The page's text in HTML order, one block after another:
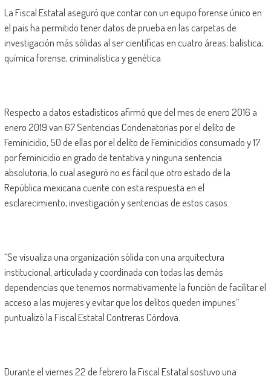
La Fiscal Estatal aseguró que contar con un equipo forense único en
el país ha permitido tener datos de prueba en las carpetas de
investigación más sólidas al ser científicas en cuatro áreas; balística,
química forense, criminalística y genética.
Respecto a datos estadísticos afirmó que del mes de enero 2016 a
enero 2019 van 67 Sentencias Condenatorias por el delito de
Feminicidio, 50 de ellas por el delito de Feminicidios consumado y 17
por feminicidio en grado de tentativa y ninguna sentencia
absolutoria, lo cual aseguró no es fácil que otro estado de la
República mexicana cuente con esta respuesta en el
esclarecimiento, investigación y sentencias de estos casos.
“Se visualiza una organización sólida con una arquitectura
institucional, articulada y coordinada con todas las demás
dependencias que tenemos normativamente la función de facilitar el
acceso a las mujeres y evitar que los delitos queden impunes”
puntualizó la Fiscal Estatal Contreras Córdova.
Durante el viernes 22 de febrero la Fiscal Estatal sostuvo una